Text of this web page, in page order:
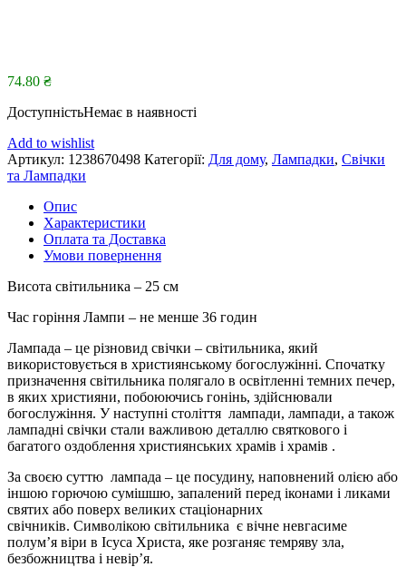
74.80 ₴
ДоступністьНемає в наявності
Add to wishlist
Артикул: 1238670498 Категорії: Для дому, Лампадки, Свічки
та Лампадки
Опис
Характеристики
Оплата та Доставка
Умови повернення
Висота світильника – 25 см
Час горіння Лампи – не менше 36 годин
Лампада – це різновид свічки – світильника, який
використовується в християнському богослужінні. Спочатку
призначення світильника полягало в освітленні темних печер,
в яких християни, побоюючись гонінь, здійснювали
богослужіння. У наступні століття лампади, лампади, а також
лампадні свічки стали важливою деталлю святкового і
багатого оздоблення християнських храмів і храмів .
За своєю суттю лампада – це посудину, наповнений олією або
іншою горючою сумішшю, запалений перед іконами і ликами
святих або поверх великих стаціонарних
свічників. Символікою світильника є вічне невгасиме
полум’я віри в Ісуса Христа, яке розганяє темряву зла,
безбожництва і невір’я.